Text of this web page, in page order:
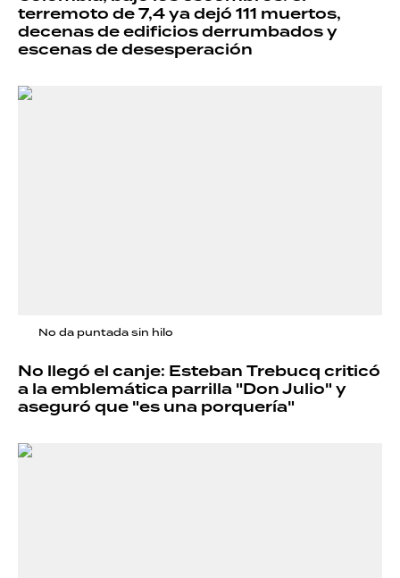
terremoto de 7,4 ya dejó 111 muertos,
decenas de edificios derrumbados y
escenas de desesperación
No da puntada sin hilo
No llegó el canje: Esteban Trebucq criticó
a la emblemática parrilla "Don Julio" y
aseguró que "es una porquería"